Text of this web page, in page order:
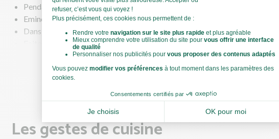
Pendant ce temps, retirez les feuilles abîmées du chou blanc et émincez-
Emincez l'oignon.
Dans une sauteuse, faites chauffer un filet d'huile d'olive à feu moyen à vif.
Faites revenir l'oignon et le chou 5 min.
Au bout des 5 min, versez l'eau et émiettez le bouillon de légumes.
Poursuivez la cuisson à couvert 10 min environ.
En parallèle, préparez le haché végétal.
Voir toute la recette
Les gestes de cuisine